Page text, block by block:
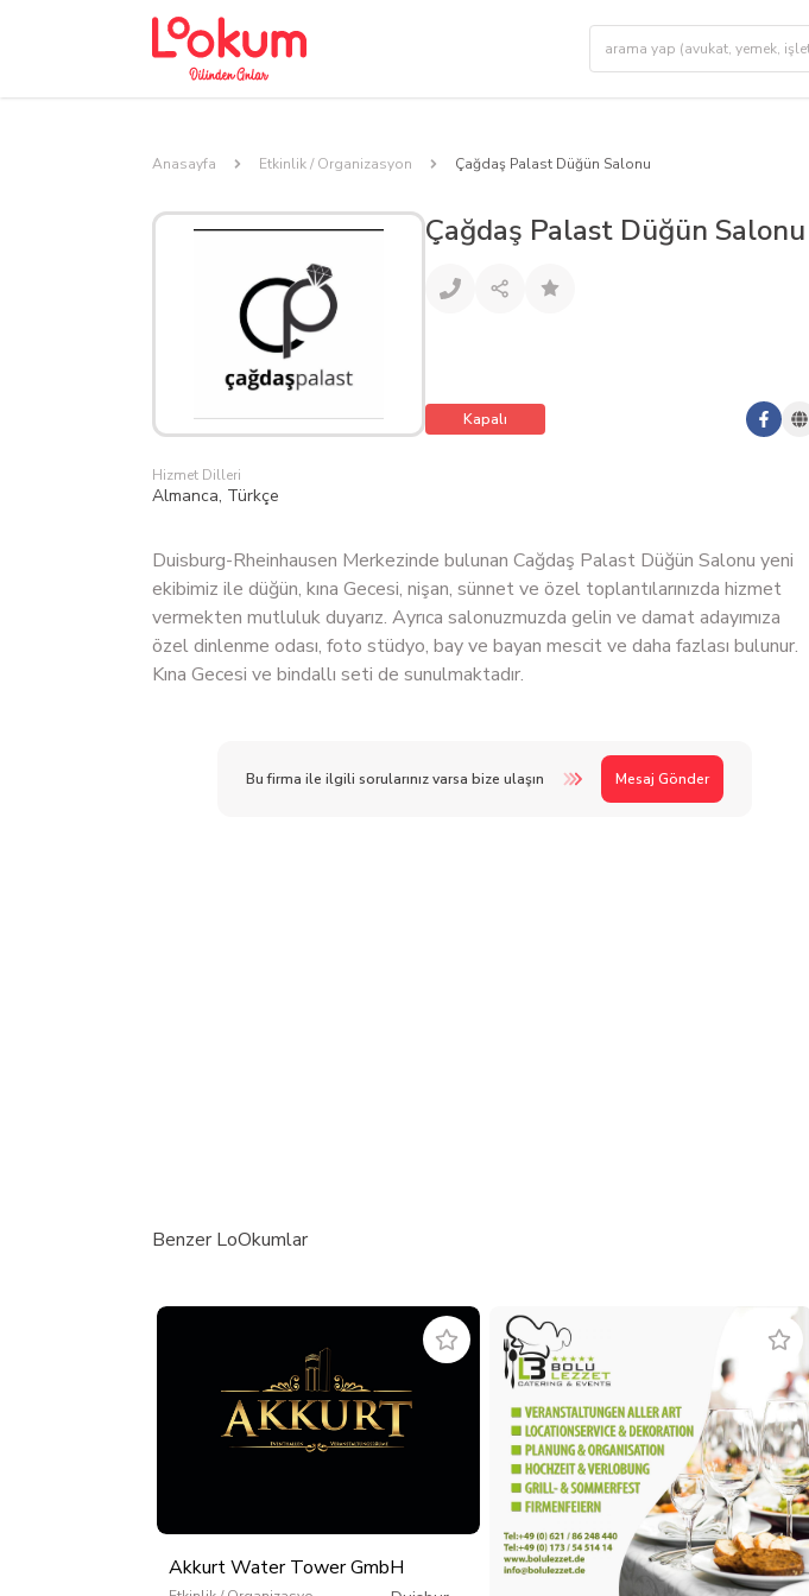
Anasayfa Etkinlik / Organizasyon Çağdaş Palast Düğün Salonu
Çağdaş Palast Düğün Salonu
Kapalı
Hizmet Dilleri
Almanca, Türkçe
Duisburg-Rheinhausen Merkezinde bulunan Cağdaş Palast Düğün Salonu yeni
ekibimiz ile düğün, kına Gecesi, nişan, sünnet ve özel toplantılarınızda hizmet
vermekten mutluluk duyarız. Ayrıca salonuzmuzda gelin ve damat adayımıza
özel dinlenme odası, foto stüdyo, bay ve bayan mescit ve daha fazlası bulunur.
Kına Gecesi ve bindallı seti de sunulmaktadır.
Bu firma ile ilgili sorularınız varsa bize ulaşın Mesaj Gönder
Benzer LoOkumlar
Akkurt Water Tower GmbH